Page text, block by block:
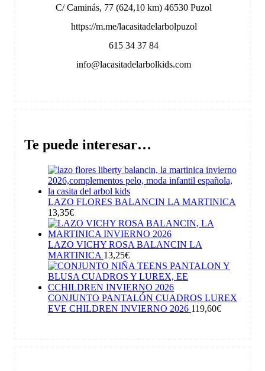
C/ Caminás, 77 (624,10 km) 46530 Puzol
https://m.me/lacasitadelarbolpuzol
615 34 37 84
info@lacasitadelarbolkids.com
Te puede interesar…
LAZO FLORES BALANCIN LA MARTINICA
13,35€
LAZO VICHY ROSA BALANCIN LA
MARTINICA 13,25€
CONJUNTO PANTALÓN CUADROS LUREX
EVE CHILDREN INVIERNO 2026 119,60€